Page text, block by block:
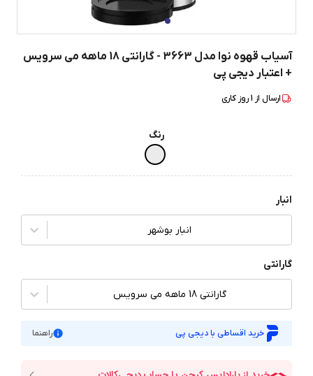
آسیاب قهوه نوا مدل 3663 - گارانتی 18 ماهه می سرویس
+ اعتبار دیجی پی
ارسال از 1روز کاری
رنگ
انبار
انبار بوشهر
گارانتی
گارانتی 18 ماهه می سرویس
خرید اقساطی با دیجی پی راهنما